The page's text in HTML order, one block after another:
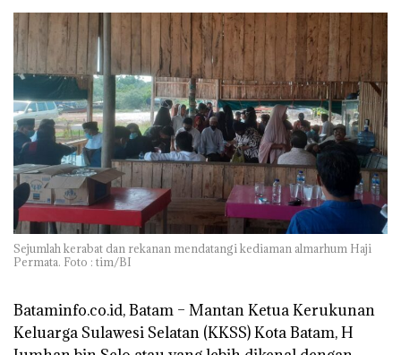
Sejumlah kerabat dan rekanan mendatangi kediaman almarhum Haji
Permata. Foto : tim/BI
Bataminfo.co.id, Batam – Mantan Ketua Kerukunan
Keluarga Sulawesi Selatan (KKSS) Kota Batam, H